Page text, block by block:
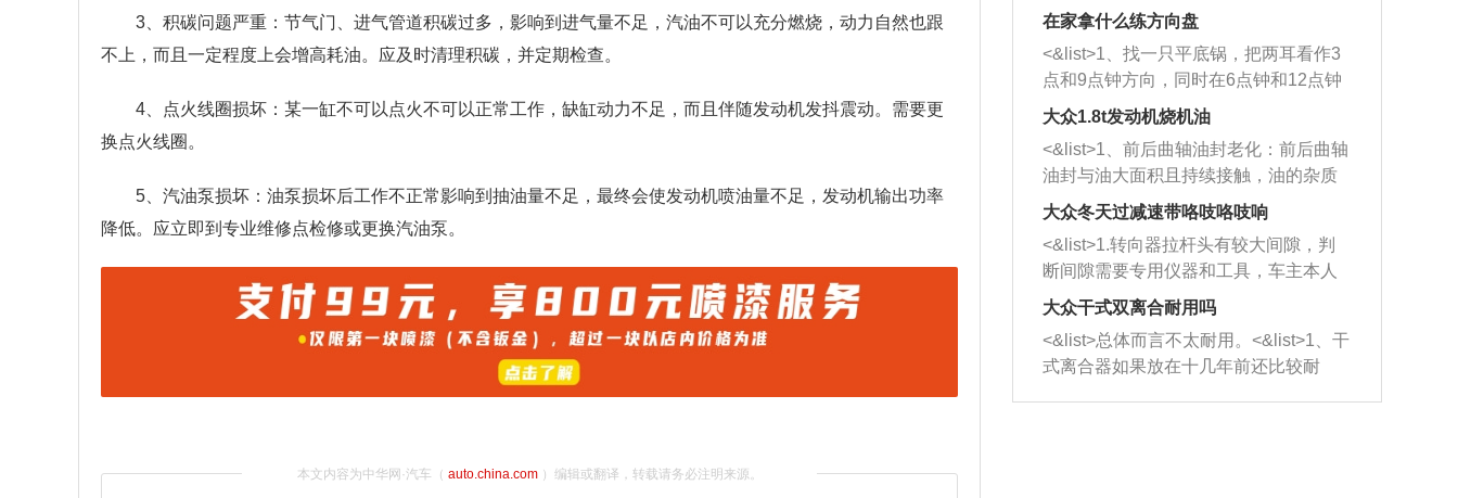
3、积碳问题严重：节气门、进气管道积碳过多，影响到进气量不足，汽油不可以充分燃烧，动力自然也跟
不上，而且一定程度上会增高耗油。应及时清理积碳，并定期检查。
4、点火线圈损坏：某一缸不可以点火不可以正常工作，缺缸动力不足，而且伴随发动机发抖震动。需要更
换点火线圈。
5、汽油泵损坏：油泵损坏后工作不正常影响到抽油量不足，最终会使发动机喷油量不足，发动机输出功率
降低。应立即到专业维修点检修或更换汽油泵。
本文内容为中华网·汽车（ auto.china.com）编辑或翻译，转载请务必注明来源。
者是细棍，直接将杂物给取出来，如果
堵塞情况比较严重，也可以采取应急措
施。 <&list>2、直接利用木棍将所有的
杂物推到排气管里面的位置处，然后将
三元催化器拆解开，就可以将堵塞的东
西取出来。但如果是因为积碳过多引起
的堵塞，就需要将三元催化器泡在草酸
洗剂对堵塞的情况得到解决，将清洗剂
放在燃油箱中，与燃油混合后，车辆启
动时，就可以和汽油一起进入到燃烧
室，最后形成废气排出，就可以让三元
催化器得到清洗，排气管堵塞的情况就
能够得到解决。
在家拿什么练方向盘
<&list>1、找一只平底锅，把两耳看作3
点和9点钟方向，同时在6点钟和12点钟
方向做一个标记。 <&list>2、双手握住
一圈半的练习，往右同样也要打相同的
圈数。 <&list>3、最后强调要反复练
习，这样就可以形成肌肉记忆，在真实
驾驶车辆时，不需要记忆也能打好方
向。
大众1.8t发动机烧机油
<&list>1、前后曲轴油封老化：前后曲轴
油封与油大面积且持续接触，油的杂质
和发动机内持续温度变化使其密封效果
逐渐减弱，导致渗油或漏油。<&list>2、
活塞间隙过大：积碳会使活塞环与缸体
的间隙扩大，导致机油流入燃烧室中，
造成烧机油。<&list>3、机油粘度。使用
机油粘度过小的话，同样会有烧机油现
象，机油粘度过小具有很好的流动性，
大众冬天过减速带咯吱咯吱响
<&list>1.转向器拉杆头有较大间隙，判
断间隙需要专用仪器和工具，车主本人
无法制作，需要将车辆送到修理厂或4s
店；<&list>2.车辆半轴套管防尘罩破
裂，破裂后会出现漏油现象，使半轴磨
损严重，磨损的半轴容易损坏，产生异
响；<&list>3.稳定器的转向胶套和球头
大众干式双离合耐用吗
<&list>总体而言不太耐用。<&list>1、干
式离合器如果放在十几年前还比较耐